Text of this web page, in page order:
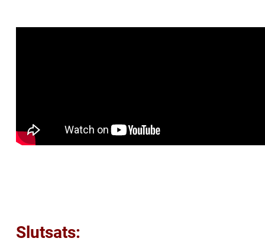
Slutsats: